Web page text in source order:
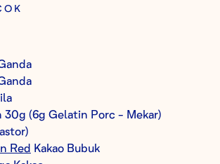
30g (6g Gelatin Porc - Mekar)
Red Kakao Bubuk